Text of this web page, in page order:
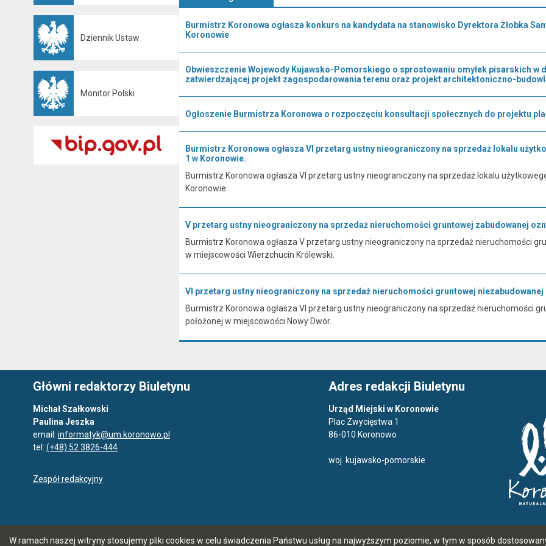
W ramach naszej witryny stosujemy pliki cookies w celu świadczenia Państwu usług na najwyższym poziomie, w tym w sposób
Dziennik Ustaw
Monitor Polski
Burmistrz Koronowa ogłasza konkurs na kandydata na stanowisko Dyrektora Żłobka
Koronowie
Obwieszczenie Wojewody Kujawsko-Pomorskiego o sprostowaniu omyłek pisarskich w
zatwierdzającej projekt zagospodarowania terenu oraz projekt architektoniczno-
Ogłoszenie Burmistrza Koronowa o rozpoczęciu konsultacji społecznych do projektu
Burmistrz Koronowa ogłasza VI przetarg ustny nieograniczony na sprzedaż lokalu
1 w Koronowie.
Burmistrz Koronowa ogłasza VI przetarg ustny nieograniczony na sprzedaż lokalu
Koronowie.
V przetarg ustny nieograniczony na sprzedaż nieruchomości gruntowej zabudowanej
Burmistrz Koronowa ogłasza V przetarg ustny nieograniczony na sprzedaż nieruchomości
w miejscowości Wierzchucin Królewski.
VI przetarg ustny nieograniczony na sprzedaż nieruchomości gruntowej niezabudowanej
Burmistrz Koronowa ogłasza VI przetarg ustny nieograniczony na sprzedaż nieruchomości
położonej w miejscowości Nowy Dwór.
Główni redaktorzy Biuletynu
Michał Szałkowski
Paulina Jeszka
email: informatyk@um.koronowo.pl
tel: (+48) 52 3826-444
Zespół redakcyjny
Adres redakcji Biuletynu
Urząd Miejski w Koronowie
Plac Zwycięstwa 1
86-010 Koronowo
woj. kujawsko-pomorskie